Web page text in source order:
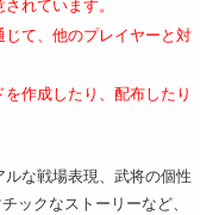
れています。
て、他のプレイヤーと対
作成したり、配布したり
ルな戦場表現、武将の個性
ックなストーリーなど、